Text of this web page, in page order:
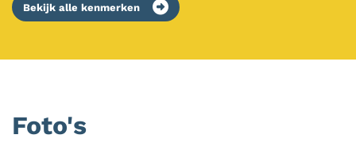
Bekijk alle kenmerken
Foto's